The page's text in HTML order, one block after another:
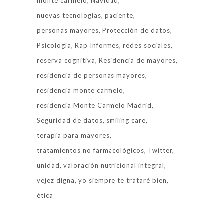
nuevas tecnologías paciente
personas mayores Protección de datos
Psicología Rap Informes redes sociales
reserva cognitiva Residencia de mayores
residencia de personas mayores
residencia monte carmelo
residencia Monte Carmelo Madrid
Seguridad de datos smiling care
terapia para mayores
tratamientos no farmacológicos Twitter
unidad valoración nutricional integral
vejez digna yo siempre te trataré bien
ética